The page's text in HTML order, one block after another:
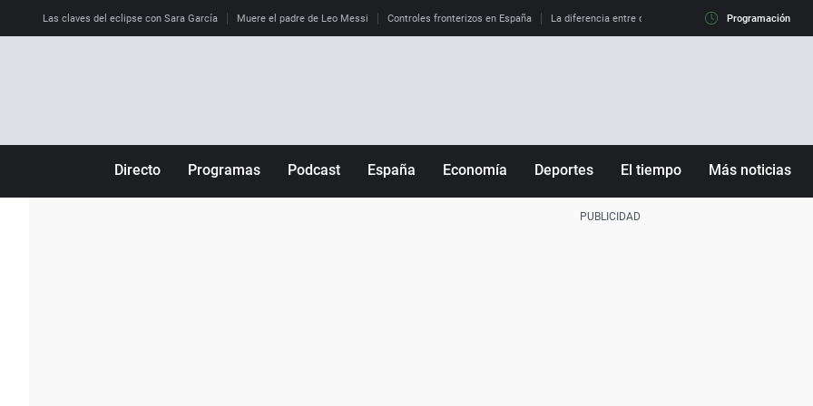
Las claves del eclipse con Sara García Muere el padre de Leo Messi Controles fronterizos en España La diferencia entre observar el eclipse al 99% y al 100%
Programación
Directo Programas Podcast España Economía Deportes El tiempo Más noticias